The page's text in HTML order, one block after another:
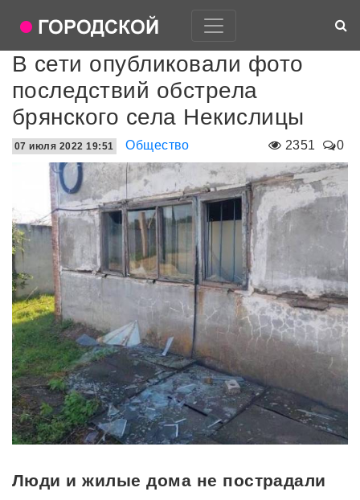
В сети опубликовали фото
последствий обстрела
брянского села Некислицы
2351 0
07 июля 2022 19:51 Общество
Люди и жилые дома не пострадали